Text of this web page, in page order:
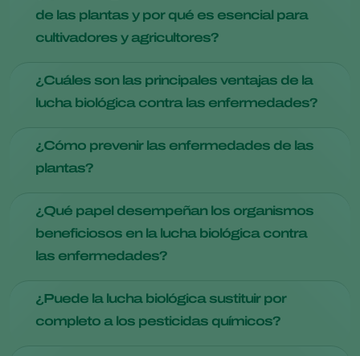
de las plantas y por qué es esencial para
cultivadores y agricultores?
estrategias para prevenir, identificar y tratar las
enfermedades de los cultivos. Es crucial para garantizar
económicas debidas a las enfermedades.
¿Cuáles son las principales ventajas de la
lucha biológica contra las enfermedades?
ambiental, preserva los organismos beneficiosos y favorece
la gestión de la resistencia.
¿Cómo prevenir las enfermedades de las
plantas?
resistentes a las enfermedades y el mantenimiento de un
suelo sano con nutrientes y drenaje adecuados pueden
ayudar a prevenir enfermedades.
¿Qué papel desempeñan los organismos
beneficiosos en la lucha biológica contra
las enfermedades?
bacterias y hongos, actúan como antagonistas de los
patógenos de las plantas. Producen compuestos o enzimas
¿Puede la lucha biológica sustituir por
completo a los pesticidas químicos?